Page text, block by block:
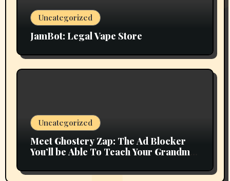
Uncategorized
JamBot: Legal Vape Store
Uncategorized
Meet Ghostery Zap: The Ad Blocker
You’ll be Able To Teach Your Grandma